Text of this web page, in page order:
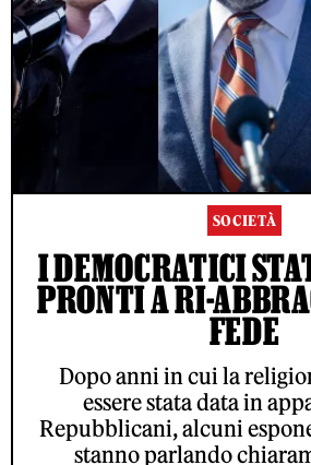
SOCIETÀ
I DEMOCRATICI
PRONTI A RI-
FEDE
Dopo anni in cui la
essere stata data in
Repubblicani, alcuni
stanno parlando